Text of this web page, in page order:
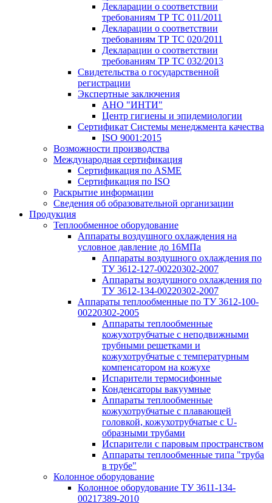
Декларации о соответствии
требованиям ТР ТС 011/2011
Декларации о соответствии
требованиям ТР ТС 020/2011
Декларации о соответствии
требованиям ТР ТС 032/2013
Свидетельства о государственной
регистрации
Экспертные заключения
АНО "ИНТИ"
Центр гигиены и эпидемиологии
Сертификат Системы менеджмента качества
ISO 9001:2015
Возможности производства
Международная сертификация
Сертификация по ASME
Сертификация по ISO
Раскрытие информации
Сведения об образовательной организации
Продукция
Теплообменное оборудование
Аппараты воздушного охлаждения на
условное давление до 16МПа
Аппараты воздушного охлаждения по
ТУ 3612-127-00220302-2007
Аппараты воздушного охлаждения по
ТУ 3612-134-00220302-2007
Аппараты теплообменные по ТУ 3612-100-
00220302-2005
Аппараты теплообменные
кожухотрубчатые с неподвижными
трубными решетками и
кожухотрубчатые с температурным
компенсатором на кожухе
Испарители термосифонные
Конденсаторы вакуумные
Аппараты теплообменные
кожухотрубчатые с плавающей
головкой, кожухотрубчатые с U-
образными трубами
Испарители с паровым пространством
Аппараты теплообменные типа "труба
в трубе"
Колонное оборудование
Колонное оборудование ТУ 3611-134-
00217389-2010